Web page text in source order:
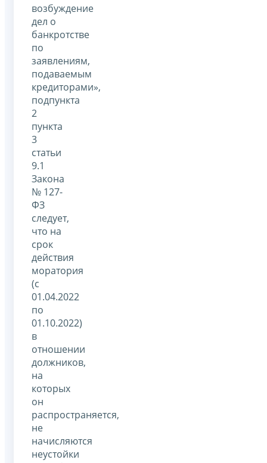
возбуждение
дел о
банкротстве
по
заявлениям,
подаваемым
кредиторами»,
подпункта
2
пункта
3
статьи
9.1
Закона
№ 127-
ФЗ
следует,
что на
срок
действия
моратория
(с
01.04.2022
по
01.10.2022)
в
отношении
должников,
на
которых
он
распространяется,
не
начисляются
неустойки